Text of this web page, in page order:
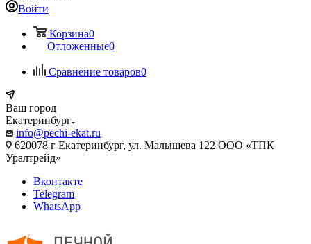
Войти
Корзина0
Отложенные0
Сравнение товаров0
Ваш город
Екатеринбург
info@pechi-ekat.ru
620078 г Екатеринбург, ул. Малышева 122 ООО «ТПК
Уралтрейд»
Вконтакте
Telegram
WhatsApp